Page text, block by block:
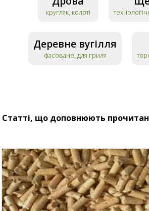
кругляк, колоті
Деревне вугілля
фасоване, для гриля
Статті, що доповнюють